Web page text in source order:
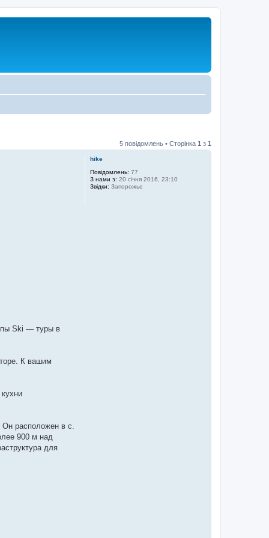
5 повідомлень • Сторінка 1 з 1
hike
Повідомлень: 77
З нами з: 20 січня 2016, 23:10
Звідки: Запорожье
Ski — туры в
К вашим
расположен в с.
900 м над
для